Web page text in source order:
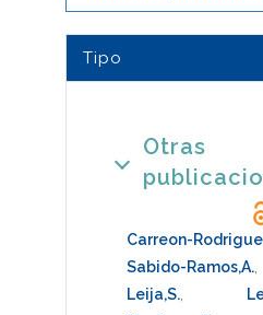
Tipo
Otras
Carreon-
Sabido-Ramos,A.
Leija,S.